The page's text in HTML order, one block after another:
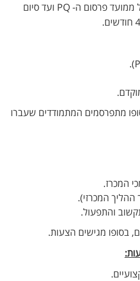
מחזור חייו של מכרז ה- PFI, החל ממועד פרסום ה- PQ ועד סיום
חודשים, בסופו מתפרסמים המתמודדים שעברו
המכרז.
וה​תפעול.